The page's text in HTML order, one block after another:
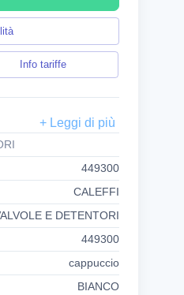
Info tariffe
449300
CALEFFI
E DETENTORI
449300
cappuccio
BIANCO